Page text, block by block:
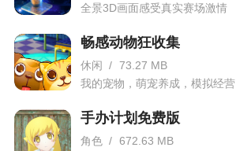
全景3D画面感受真实赛场激情
畅感动物狂收集
休闲 / 73.27 MB
我的宠物，萌宠养成，模拟经营
手办计划免费版
角色 / 672.63 MB